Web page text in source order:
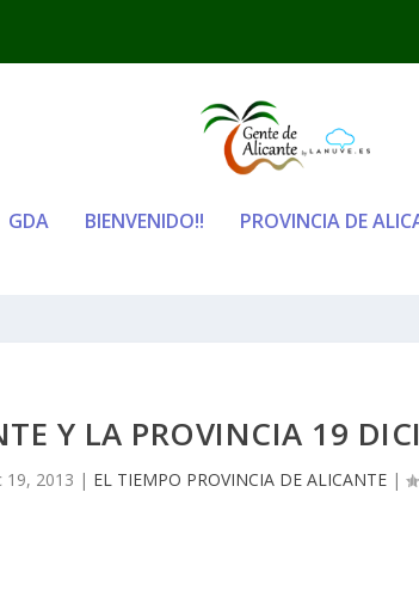
GDA BIENVENIDO!! PROVINCIA DE
Y LA PROVINCIA 19
19, 2013 | EL TIEMPO PROVINCIA DE ALICANTE|